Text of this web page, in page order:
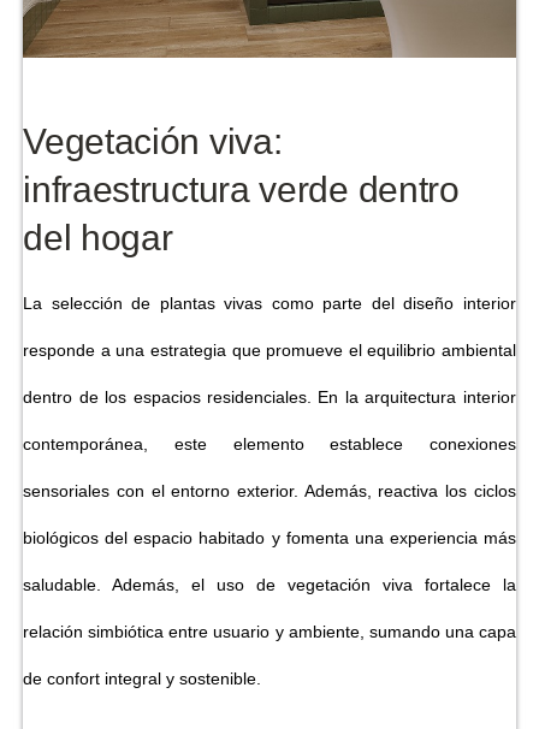
Vegetación viva:
infraestructura verde dentro
del hogar
La selección de plantas vivas como parte del diseño interior
responde a una estrategia que promueve el equilibrio ambiental
dentro de los espacios residenciales. En la arquitectura interior
contemporánea, este elemento establece conexiones
sensoriales con el entorno exterior. Además, reactiva los ciclos
biológicos del espacio habitado y fomenta una experiencia más
saludable. Además, el uso de vegetación viva fortalece la
relación simbiótica entre usuario y ambiente, sumando una capa
de confort integral y sostenible.